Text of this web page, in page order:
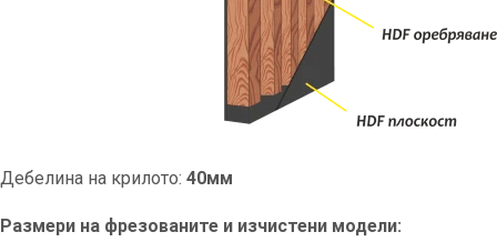
Дебелина на крилото: 40мм
Размери на фрезованите и изчистени модели: